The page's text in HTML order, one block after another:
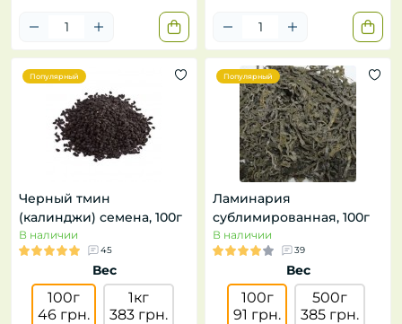
Популярный
Черный тмин
(калинджи) семена, 100г
В наличии
45
Вес
100г
46 грн.
1кг
383 грн.
Популярный
Ламинария
сублимированная, 100г
В наличии
39
Вес
100г
91 грн.
500г
385 грн.